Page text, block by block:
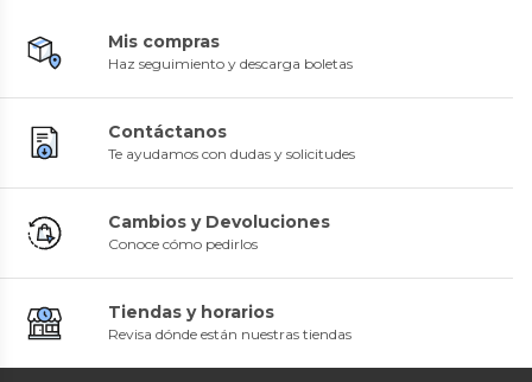
Mis compras
Haz seguimiento y descarga boletas
Contáctanos
Te ayudamos con dudas y solicitudes
Cambios y Devoluciones
Conoce cómo pedirlos
Tiendas y horarios
Revisa dónde están nuestras tiendas